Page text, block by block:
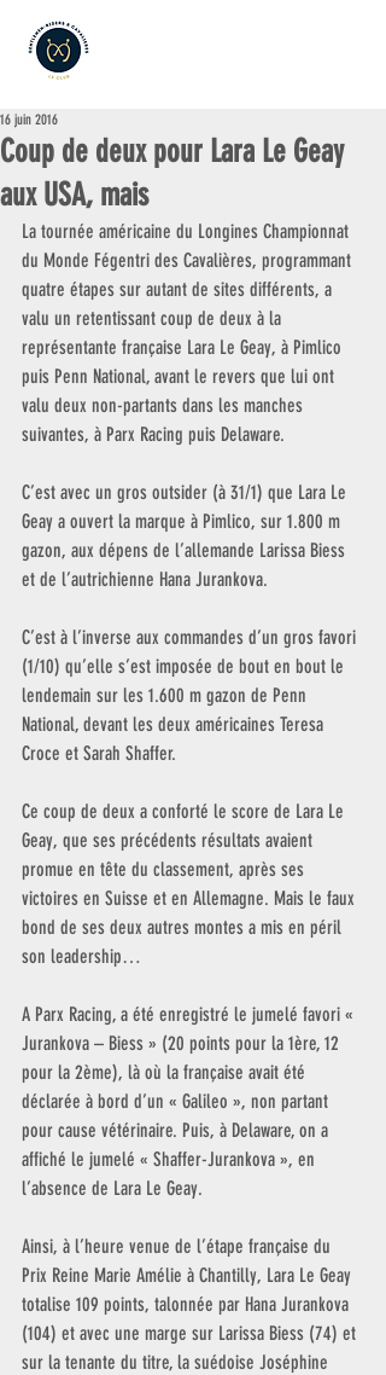
Coup de deux pour Lara Le Geay
aux USA, mais
16 juin 2016
La tournée américaine du Longines Championnat
du Monde Fégentri des Cavalières, programmant
quatre étapes sur autant de sites différents, a
valu un retentissant coup de deux à la
représentante française Lara Le Geay, à Pimlico
puis Penn National, avant le revers que lui ont
valu deux non-partants dans les manches
suivantes, à Parx Racing puis Delaware.
C’est avec un gros outsider (à 31/1) que Lara Le
Geay a ouvert la marque à Pimlico, sur 1.800 m
gazon, aux dépens de l’allemande Larissa Biess
et de l’autrichienne Hana Jurankova.
C’est à l’inverse aux commandes d’un gros favori
(1/10) qu’elle s’est imposée de bout en bout le
lendemain sur les 1.600 m gazon de Penn
National, devant les deux américaines Teresa
Croce et Sarah Shaffer.
Ce coup de deux a conforté le score de Lara Le
Geay, que ses précédents résultats avaient
promue en tête du classement, après ses
victoires en Suisse et en Allemagne. Mais le faux
bond de ses deux autres montes a mis en péril
son leadership…
A Parx Racing, a été enregistré le jumelé favori «
Jurankova – Biess » (20 points pour la 1ère, 12
pour la 2ème), là où la française avait été
déclarée à bord d’un « Galileo », non partant
pour cause vétérinaire. Puis, à Delaware, on a
affiché le jumelé « Shaffer-Jurankova », en
l’absence de Lara Le Geay.
Ainsi, à l’heure venue de l’étape française du
Prix Reine Marie Amélie à Chantilly, Lara Le Geay
totalise 109 points, talonnée par Hana Jurankova
(104) et avec une marge sur Larissa Biess (74) et
sur la tenante du titre, la suédoise Joséphine